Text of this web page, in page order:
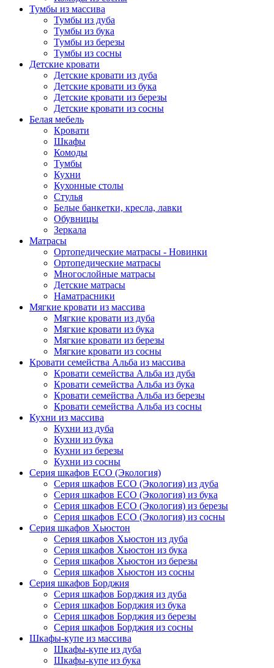
Тумбы из массива
Тумбы из дуба
Тумбы из бука
Тумбы из березы
Тумбы из сосны
Детские кровати
Детские кровати из дуба
Детские кровати из бука
Детские кровати из березы
Детские кровати из сосны
Белая мебель
Кровати
Шкафы
Комоды
Тумбы
Кухни
Кухонные столы
Стулья
Белые банкетки, кресла, лавки
Обувницы
Зеркала
Матрасы
Ортопедические матрасы - Новинки
Ортопедические матрасы
Многослойные матрасы
Детские матрасы
Наматрасники
Мягкие кровати из массива
Мягкие кровати из дуба
Мягкие кровати из бука
Мягкие кровати из березы
Мягкие кровати из сосны
Кровати семейства Альба из массива
Кровати семейства Альба из дуба
Кровати семейства Альба из бука
Кровати семейства Альба из березы
Кровати семейства Альба из сосны
Кухни из массива
Кухни из дуба
Кухни из бука
Кухни из березы
Кухни из сосны
Серия шкафов ECO (Экология)
Серия шкафов ECO (Экология) из дуба
Серия шкафов ECO (Экология) из бука
Серия шкафов ECO (Экология) из березы
Серия шкафов ECO (Экология) из сосны
Серия шкафов Хьюстон
Серия шкафов Хьюстон из дуба
Серия шкафов Хьюстон из бука
Серия шкафов Хьюстон из березы
Серия шкафов Хьюстон из сосны
Серия шкафов Борджия
Серия шкафов Борджия из дуба
Серия шкафов Борджия из бука
Серия шкафов Борджия из березы
Серия шкафов Борджия из сосны
Шкафы-купе из массива
Шкафы-купе из дуба
Шкафы-купе из бука